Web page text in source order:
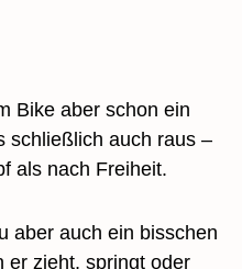
Bike aber schon ein
schließlich auch raus –
als nach Freiheit.
aber auch ein bisschen
er zieht, springt oder